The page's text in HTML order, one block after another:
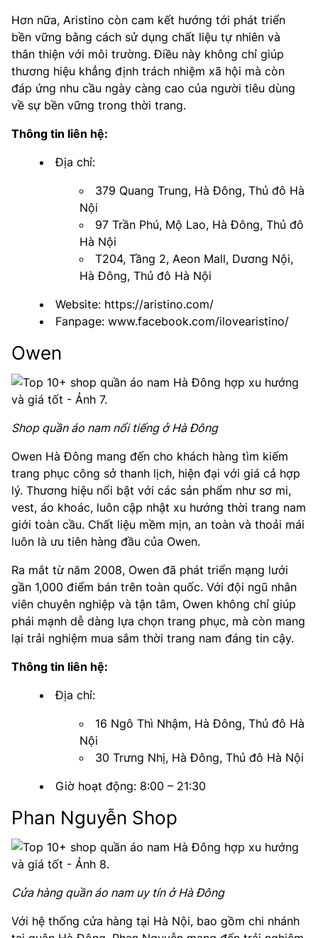
Hơn nữa, Aristino còn cam kết hướng tới phát triển
bền vững bằng cách sử dụng chất liệu tự nhiên và
thân thiện với môi trường. Điều này không chỉ giúp
thương hiệu khẳng định trách nhiệm xã hội mà còn
đáp ứng nhu cầu ngày càng cao của người tiêu dùng
về sự bền vững trong thời trang.
Thông tin liên hệ:
Địa chỉ:
379 Quang Trung, Hà Đông, Thủ đô Hà
Nội
97 Trần Phú, Mộ Lao, Hà Đông, Thủ đô
Hà Nội
T204, Tầng 2, Aeon Mall, Dương Nội,
Hà Đông, Thủ đô Hà Nội
Website: https://aristino.com/
Fanpage: www.facebook.com/ilovearistino/
Owen
Shop quần áo nam nổi tiếng ở Hà Đông
Owen Hà Đông mang đến cho khách hàng tìm kiếm
trang phục công sở thanh lịch, hiện đại với giá cả hợp
lý. Thương hiệu nổi bật với các sản phẩm như sơ mi,
vest, áo khoác, luôn cập nhật xu hướng thời trang nam
giới toàn cầu. Chất liệu mềm mịn, an toàn và thoải mái
luôn là ưu tiên hàng đầu của Owen.
Ra mắt từ năm 2008, Owen đã phát triển mạng lưới
gần 1,000 điểm bán trên toàn quốc. Với đội ngũ nhân
viên chuyên nghiệp và tận tâm, Owen không chỉ giúp
phái mạnh dễ dàng lựa chọn trang phục, mà còn mang
lại trải nghiệm mua sắm thời trang nam đáng tin cậy.
Thông tin liên hệ:
Địa chỉ:
16 Ngô Thì Nhậm, Hà Đông, Thủ đô Hà
Nội
30 Trưng Nhị, Hà Đông, Thủ đô Hà Nội
Giờ hoạt động: 8:00 – 21:30
Phan Nguyễn Shop
Cửa hàng quần áo nam uy tín ở Hà Đông
Với hệ thống cửa hàng tại Hà Nội, bao gồm chi nhánh